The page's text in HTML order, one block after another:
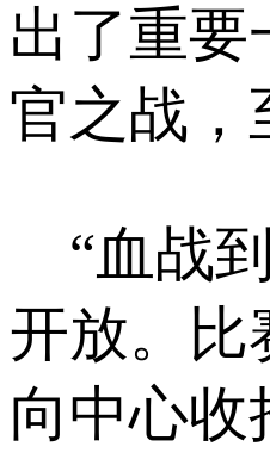
出了重要
官之战，
“血战到
开放。比
向中心收